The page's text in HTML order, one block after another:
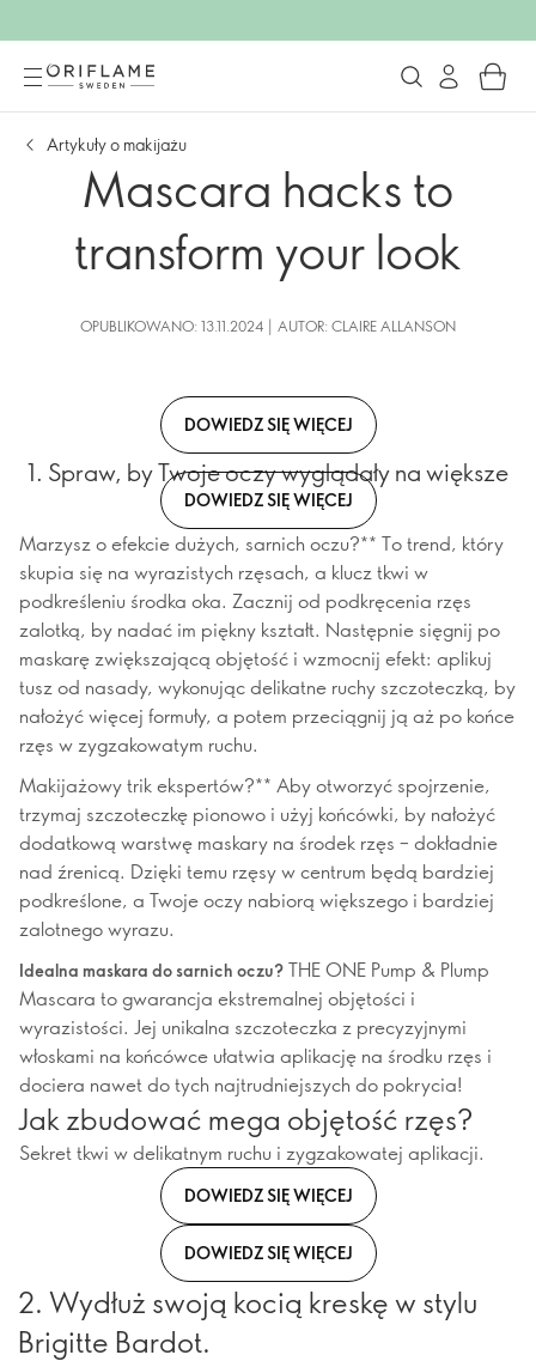
Artykuły o makijażu
Mascara hacks to
transform your look
OPUBLIKOWANO: 13.11.2024 | AUTOR: CLAIRE ALLANSON
DOWIEDZ SIĘ WIĘCEJ
1. Spraw, by Twoje oczy wyglądały na większe
DOWIEDZ SIĘ WIĘCEJ
Marzysz o efekcie dużych, sarnich oczu?** To trend, który
skupia się na wyrazistych rzęsach, a klucz tkwi w
podkreśleniu środka oka. Zacznij od podkręcenia rzęs
zalotką, by nadać im piękny kształt. Następnie sięgnij po
maskarę zwiększającą objętość i wzmocnij efekt: aplikuj
tusz od nasady, wykonując delikatne ruchy szczoteczką, by
nałożyć więcej formuły, a potem przeciągnij ją aż po końce
rzęs w zygzakowatym ruchu.
Makijażowy trik ekspertów?** Aby otworzyć spojrzenie,
trzymaj szczoteczkę pionowo i użyj końcówki, by nałożyć
dodatkową warstwę maskary na środek rzęs – dokładnie
nad źrenicą. Dzięki temu rzęsy w centrum będą bardziej
podkreślone, a Twoje oczy nabiorą większego i bardziej
zalotnego wyrazu.
Idealna maskara do sarnich oczu? THE ONE Pump & Plump
Mascara to gwarancja ekstremalnej objętości i
wyrazistości. Jej unikalna szczoteczka z precyzyjnymi
włoskami na końcówce ułatwia aplikację na środku rzęs i
dociera nawet do tych najtrudniejszych do pokrycia!
Jak zbudować mega objętość rzęs?
Sekret tkwi w delikatnym ruchu i zygzakowatej aplikacji.
DOWIEDZ SIĘ WIĘCEJ
DOWIEDZ SIĘ WIĘCEJ
2. Wydłuż swoją kocią kreskę w stylu
Brigitte Bardot.